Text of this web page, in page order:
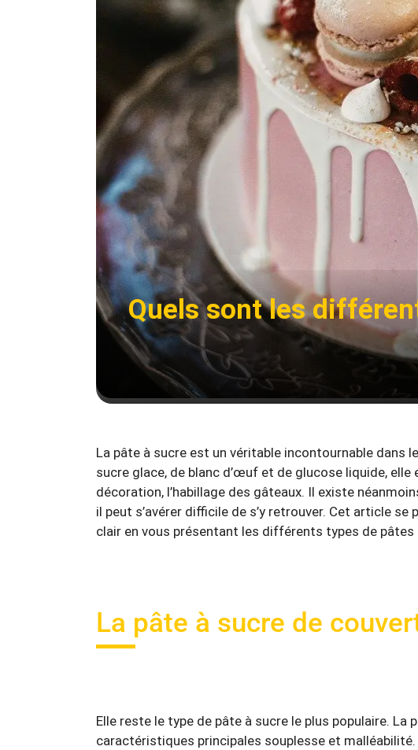
Quels sont les
La pâte à sucre est un véritable incontournable dans
sucre glace, de blanc d’œuf et de glucose liquide,
décoration, l’habillage des gâteaux. Il existe
il peut s’avérer difficile de s’y retrouver. Cet article
clair en vous présentant les différents types de
La pâte à sucre de
Elle reste le type de pâte à sucre le plus populaire. La
caractéristiques principales souplesse et malléabilité.